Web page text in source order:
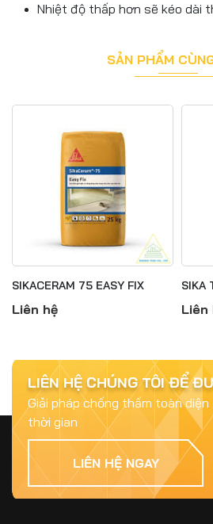
Nhiệt độ thấp hơn sẽ kéo dài
SẢN PHẨM
SIKACERAM 75 EASY FIX
Liên hệ
SIKA
Liên
LIÊN HỆ CHÚNG TÔI ĐỂ
Giải pháp chống thấm toàn
thời gian
LIÊN HỆ NGAY
Top 5 Vật Liệu Chống
Hiệu Quả Nhất 2025
Jul 15, 2025
Chống Thấm Cần
Nào? – Bài Học Từ
Hại